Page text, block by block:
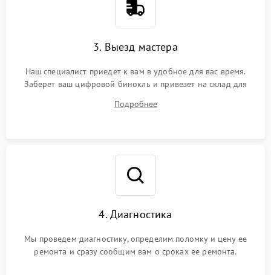
3. Выезд мастера
Наш специалист приедет к вам в удобное для вас время.
Заберет ваш цифровой бинокль и привезет на склад для
Подробнее
4. Диагностика
Мы проведем диагностику, определим поломку и цену ее
ремонта и сразу сообщим вам о сроках ее ремонта.